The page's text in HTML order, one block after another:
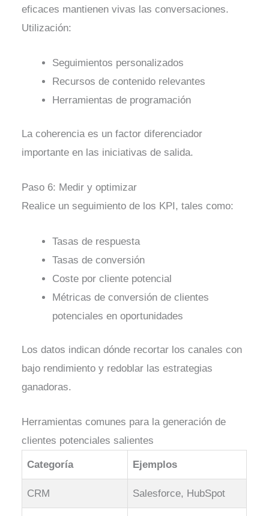
eficaces mantienen vivas las conversaciones.
Utilización:
Seguimientos personalizados
Recursos de contenido relevantes
Herramientas de programación
La coherencia es un factor diferenciador
importante en las iniciativas de salida.
Paso 6: Medir y optimizar
Realice un seguimiento de los KPI, tales como:
Tasas de respuesta
Tasas de conversión
Coste por cliente potencial
Métricas de conversión de clientes
potenciales en oportunidades
Los datos indican dónde recortar los canales con
bajo rendimiento y redoblar las estrategias
ganadoras.
Herramientas comunes para la generación de
clientes potenciales salientes
Categoría Ejemplos
CRM Salesforce, HubSpot